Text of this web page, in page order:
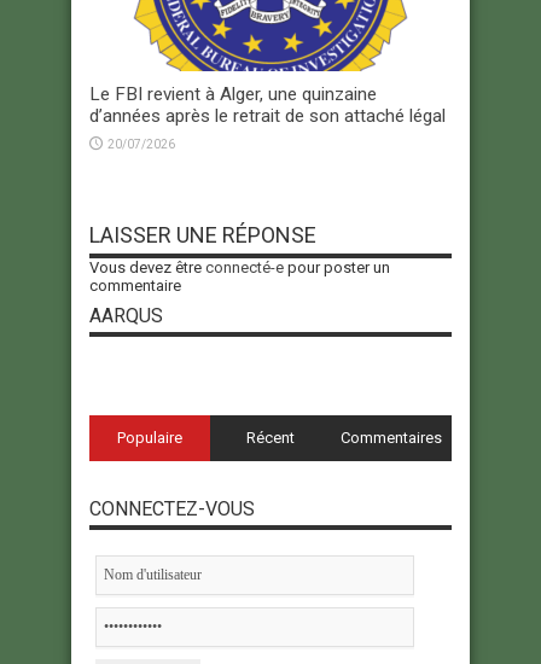
Le FBI revient à Alger, une quinzaine
d’années après le retrait de son attaché légal
20/07/2026
LAISSER UNE RÉPONSE
Vous devez être connecté-e pour poster un
commentaire
AARQUS
Populaire Récent Commentaires
CONNECTEZ-VOUS